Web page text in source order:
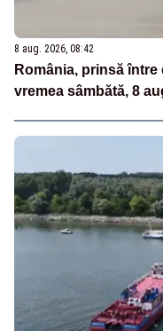
8 aug. 2026, 08:42
România, prinsă
vremea sâmbătă, 8